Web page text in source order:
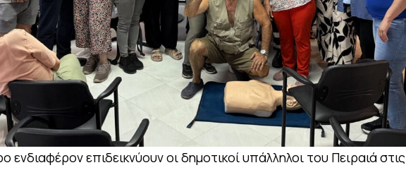
ενδιαφέρον επιδεικνύουν οι δημοτικοί υπάλληλοι του Πειραιά στις